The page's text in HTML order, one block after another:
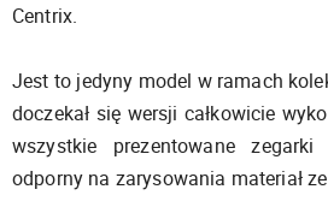
Centrix.
Jest to jedyny model w ramach
doczekał się wersji całkowicie
wszystkie prezentowane
odporny na zarysowania materiał